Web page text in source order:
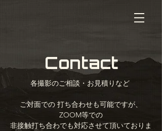
Contact
各撮影のご相談・お見積りなど
ご対面での 打ち合わせも可能ですが、
ZOOM等での
非接触打ち合わでも対応させて頂いておりま